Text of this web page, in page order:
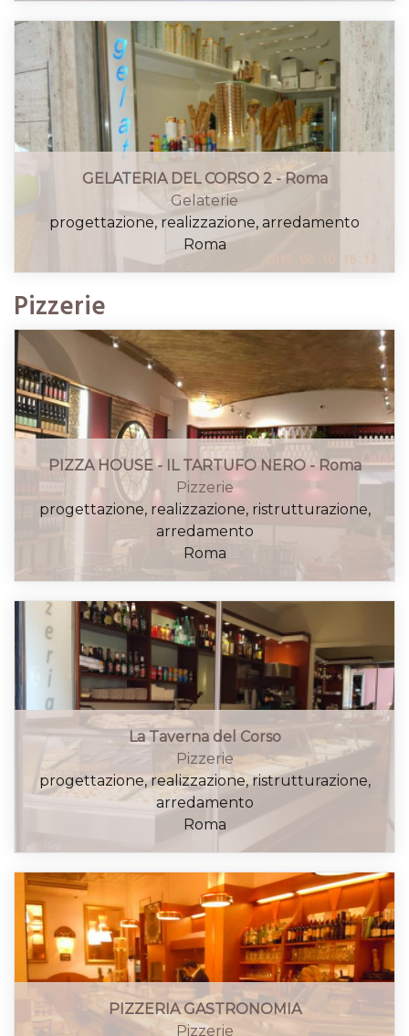
GELATERIA DEL CORSO 2 - Roma
Gelaterie
progettazione, realizzazione, arredamento
Roma
Pizzerie
PIZZA HOUSE - IL TARTUFO NERO - Roma
Pizzerie
progettazione, realizzazione, ristrutturazione,
arredamento
Roma
La Taverna del Corso
Pizzerie
progettazione, realizzazione, ristrutturazione,
arredamento
Roma
PIZZERIA GASTRONOMIA
Pizzerie